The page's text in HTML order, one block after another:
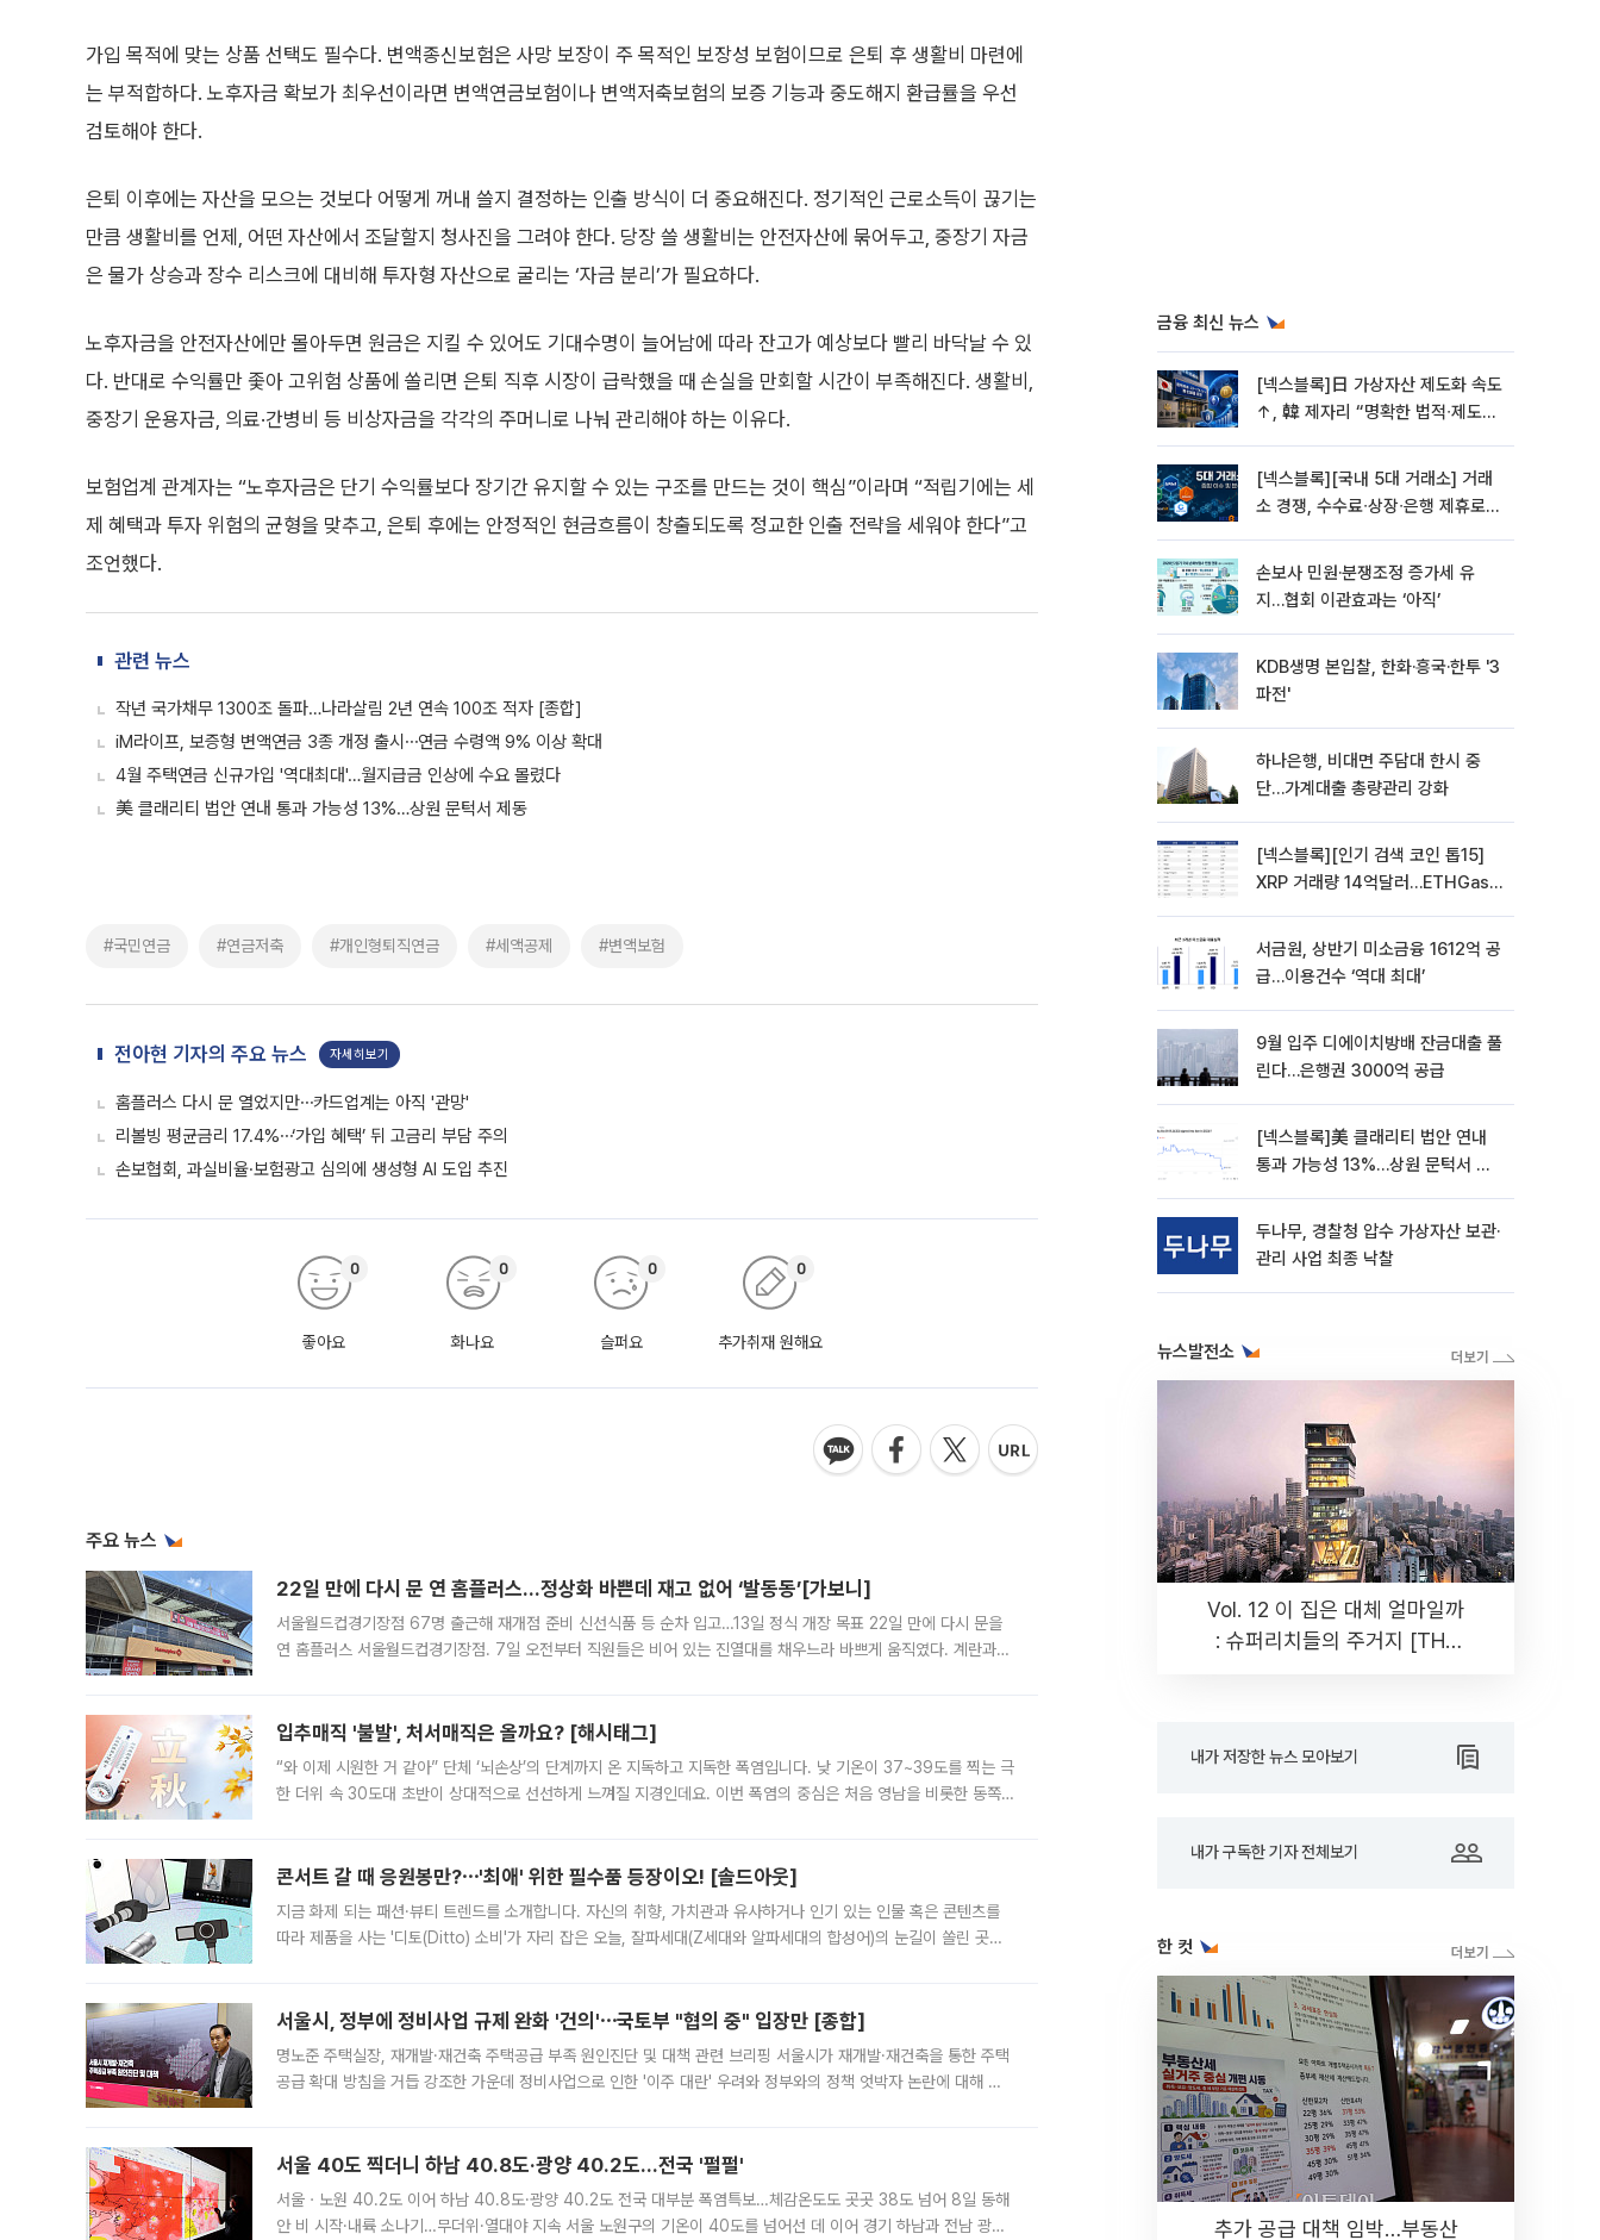
가입 목적에 맞는 상품 선택도 필수다. 변액종신보험은 사망 보장이 주 목적인 보장성 보험이므로 은퇴 후 생활비 마련에
는 부적합하다. 노후자금 확보가 최우선이라면 변액연금보험이나 변액저축보험의 보증 기능과 중도해지 환급률을 우선
검토해야 한다.
은퇴 이후에는 자산을 모으는 것보다 어떻게 꺼내 쓸지 결정하는 인출 방식이 더 중요해진다. 정기적인 근로소득이 끊기는
만큼 생활비를 언제, 어떤 자산에서 조달할지 청사진을 그려야 한다. 당장 쓸 생활비는 안전자산에 묶어두고, 중장기 자금
은 물가 상승과 장수 리스크에 대비해 투자형 자산으로 굴리는 ‘자금 분리’가 필요하다.
노후자금을 안전자산에만 몰아두면 원금은 지킬 수 있어도 기대수명이 늘어남에 따라 잔고가 예상보다 빨리 바닥날 수 있
다. 반대로 수익률만 좇아 고위험 상품에 쏠리면 은퇴 직후 시장이 급락했을 때 손실을 만회할 시간이 부족해진다. 생활비,
중장기 운용자금, 의료·간병비 등 비상자금을 각각의 주머니로 나눠 관리해야 하는 이유다.
보험업계 관계자는 “노후자금은 단기 수익률보다 장기간 유지할 수 있는 구조를 만드는 것이 핵심”이라며 “적립기에는 세
제 혜택과 투자 위험의 균형을 맞추고, 은퇴 후에는 안정적인 현금흐름이 창출되도록 정교한 인출 전략을 세워야 한다”고
조언했다.
관련 뉴스
작년 국가채무 1300조 돌파…나라살림 2년 연속 100조 적자 [종합]
iM라이프, 보증형 변액연금 3종 개정 출시⋯연금 수령액 9% 이상 확대
4월 주택연금 신규가입 '역대최대'…월지급금 인상에 수요 몰렸다
美 클래리티 법안 연내 통과 가능성 13%…상원 문턱서 제동
#국민연금 #연금저축 #개인형퇴직연금 #세액공제 #변액보험
전아현 기자의 주요 뉴스 자세히보기
홈플러스 다시 문 열었지만⋯카드업계는 아직 '관망'
리볼빙 평균금리 17.4%⋯‘가입 혜택’ 뒤 고금리 부담 주의
손보협회, 과실비율·보험광고 심의에 생성형 AI 도입 추진
좋아요
0
화나요
0
슬퍼요
0
추가취재 원해요
0
주요 뉴스
22일 만에 다시 문 연 홈플러스…정상화 바쁜데 재고 없어 ‘발동동’[가보니]
서울월드컵경기장점 67명 출근해 재개점 준비 신선식품 등 순차 입고…13일 정식 개장 목표 22일 만에 다시 문을
연 홈플러스 서울월드컵경기장점. 7일 오전부터 직원들은 비어 있는 진열대를 채우느라 바쁘게 움직였다. 계란과
입추매직 '불발', 처서매직은 올까요? [해시태그]
“와 이제 시원한 거 같아” 단체 ‘뇌손상’의 단계까지 온 지독하고 지독한 폭염입니다. 낮 기온이 37~39도를 찍는 극
한 더위 속 30도대 초반이 상대적으로 선선하게 느껴질 지경인데요. 이번 폭염의 중심은 처음 영남을 비롯한 동쪽
콘서트 갈 때 응원봉만?⋯'최애' 위한 필수품 등장이오! [솔드아웃]
지금 화제 되는 패션·뷰티 트렌드를 소개합니다. 자신의 취향, 가치관과 유사하거나 인기 있는 인물 혹은 콘텐츠를
따라 제품을 사는 '디토(Ditto) 소비'가 자리 잡은 오늘, 잘파세대(Z세대와 알파세대의 합성어)의 눈길이 쏠린 곳은
서울시, 정부에 정비사업 규제 완화 '건의'⋯국토부 "협의 중" 입장만 [종합]
명노준 주택실장, 재개발·재건축 주택공급 부족 원인진단 및 대책 관련 브리핑 서울시가 재개발·재건축을 통한 주택
공급 확대 방침을 거듭 강조한 가운데 정비사업으로 인한 '이주 대란' 우려와 정부와의 정책 엇박자 논란에 대해 정
서울 40도 찍더니 하남 40.8도·광양 40.2도…전국 '펄펄'
서울ㆍ노원 40.2도 이어 하남 40.8도·광양 40.2도 전국 대부분 폭염특보…체감온도도 곳곳 38도 넘어 8일 동해
안 비 시작·내륙 소나기…무더위·열대야 지속 서울 노원구의 기온이 40도를 넘어선 데 이어 경기 하남과 전남 광양
금융 최신 뉴스
[넥스블록]日 가상자산 제도화 속도
↑, 韓 제자리 “명확한 법적∙제도적
[넥스블록][국내 5대 거래소] 거래
소 경쟁, 수수료∙상장∙은행 제휴로
손보사 민원·분쟁조정 증가세 유
지…협회 이관효과는 ‘아직’
KDB생명 본입찰, 한화·흥국·한투 '3
파전'
하나은행, 비대면 주담대 한시 중
단…가계대출 총량관리 강화
[넥스블록][인기 검색 코인 톱15]
XRP 거래량 14억달러…ETHGas
서금원, 상반기 미소금융 1612억 공
급…이용건수 ‘역대 최대’
9월 입주 디에이치방배 잔금대출 풀
린다…은행권 3000억 공급
[넥스블록]美 클래리티 법안 연내
통과 가능성 13%…상원 문턱서 제
두나무, 경찰청 압수 가상자산 보관·
관리 사업 최종 낙찰
뉴스발전소
Vol. 12 이 집은 대체 얼마일까
: 슈퍼리치들의 주거지 [THE
내가 저장한 뉴스 모아보기
내가 구독한 기자 전체보기
한 컷
추가 공급 대책 임박…부동산